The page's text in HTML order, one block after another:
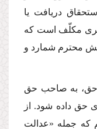
دریافت یا
مكلّف است كه
محترم شمارد و
حق، به صاحب حق
حق داده شود. از
كه جمله «عدالت